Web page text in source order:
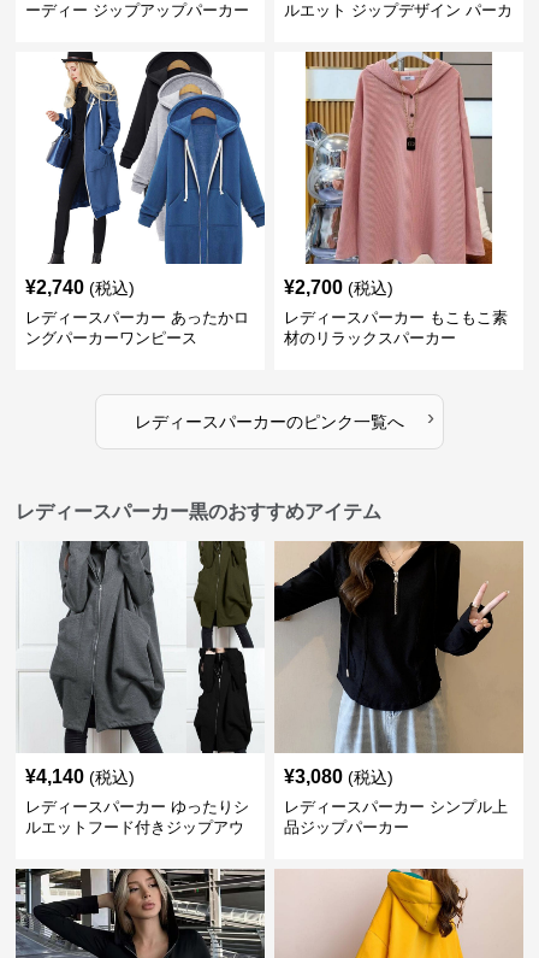
ーディー ジップアップパーカー
ルエット ジップデザイン パーカ
¥2,740 (税込)
レディースパーカー あったかロ
ングパーカーワンピース
¥2,700 (税込)
レディースパーカー もこもこ素
材のリラックスパーカー
レディースパーカーのピンク一覧へ ›
レディースパーカー黒のおすすめアイテム
¥4,140 (税込)
レディースパーカー ゆったりシ
ルエットフード付きジップアウ
¥3,080 (税込)
レディースパーカー シンプル上
品ジップパーカー